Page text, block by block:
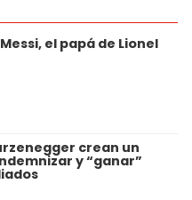
el papá de Lionel
crean un
y “ganar”